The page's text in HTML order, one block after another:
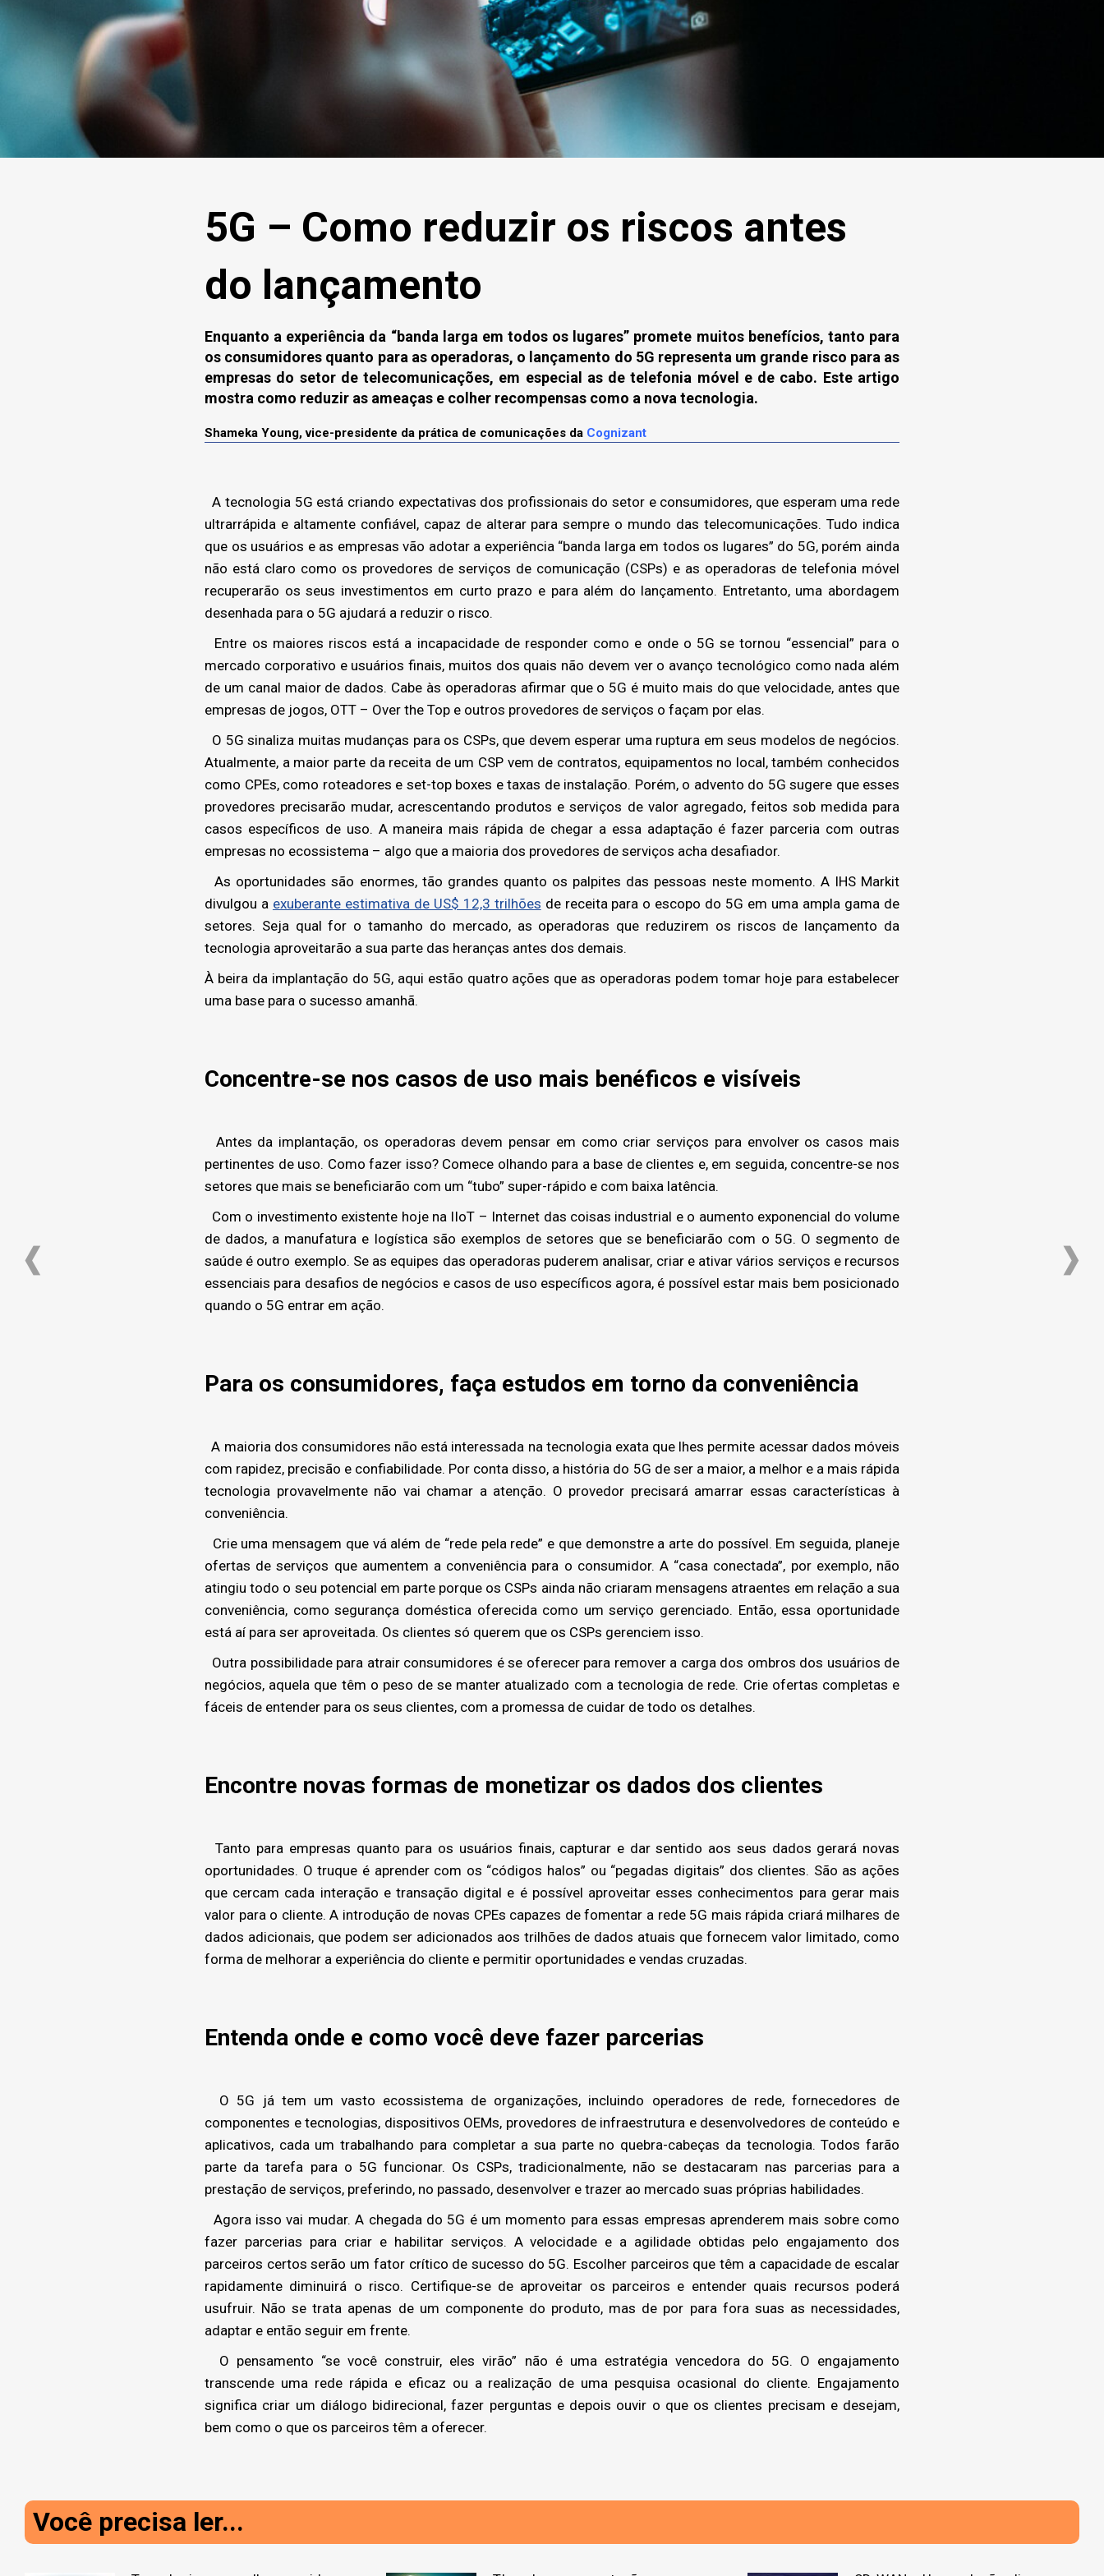
5G – Como reduzir os riscos antes
do lançamento
Enquanto a experiência da “banda larga em todos os lugares” promete muitos benefícios, tanto para
os consumidores quanto para as operadoras, o lançamento do 5G representa um grande risco para as
empresas do setor de telecomunicações, em especial as de telefonia móvel e de cabo. Este artigo
mostra como reduzir as ameaças e colher recompensas como a nova tecnologia.
Shameka Young, vice-presidente da prática de comunicações da Cognizant
A tecnologia 5G está criando expectativas dos profissionais do setor e consumidores, que esperam uma rede
ultrarrápida e altamente confiável, capaz de alterar para sempre o mundo das telecomunicações. Tudo indica
que os usuários e as empresas vão adotar a experiência “banda larga em todos os lugares” do 5G, porém ainda
não está claro como os provedores de serviços de comunicação (CSPs) e as operadoras de telefonia móvel
recuperarão os seus investimentos em curto prazo e para além do lançamento. Entretanto, uma abordagem
desenhada para o 5G ajudará a reduzir o risco.
Entre os maiores riscos está a incapacidade de responder como e onde o 5G se tornou “essencial” para o
mercado corporativo e usuários finais, muitos dos quais não devem ver o avanço tecnológico como nada além
de um canal maior de dados. Cabe às operadoras afirmar que o 5G é muito mais do que velocidade, antes que
empresas de jogos, OTT – Over the Top e outros provedores de serviços o façam por elas.
O 5G sinaliza muitas mudanças para os CSPs, que devem esperar uma ruptura em seus modelos de negócios.
Atualmente, a maior parte da receita de um CSP vem de contratos, equipamentos no local, também conhecidos
como CPEs, como roteadores e set-top boxes e taxas de instalação. Porém, o advento do 5G sugere que esses
provedores precisarão mudar, acrescentando produtos e serviços de valor agregado, feitos sob medida para
casos específicos de uso. A maneira mais rápida de chegar a essa adaptação é fazer parceria com outras
empresas no ecossistema – algo que a maioria dos provedores de serviços acha desafiador.
As oportunidades são enormes, tão grandes quanto os palpites das pessoas neste momento. A IHS Markit
divulgou a exuberante estimativa de US$ 12,3 trilhões de receita para o escopo do 5G em uma ampla gama de
setores. Seja qual for o tamanho do mercado, as operadoras que reduzirem os riscos de lançamento da
tecnologia aproveitarão a sua parte das heranças antes dos demais.
À beira da implantação do 5G, aqui estão quatro ações que as operadoras podem tomar hoje para estabelecer
uma base para o sucesso amanhã.
Concentre-se nos casos de uso mais benéficos e visíveis
Antes da implantação, os operadoras devem pensar em como criar serviços para envolver os casos mais
pertinentes de uso. Como fazer isso? Comece olhando para a base de clientes e, em seguida, concentre-se nos
setores que mais se beneficiarão com um “tubo” super-rápido e com baixa latência.
Com o investimento existente hoje na IIoT – Internet das coisas industrial e o aumento exponencial do volume
de dados, a manufatura e logística são exemplos de setores que se beneficiarão com o 5G. O segmento de
saúde é outro exemplo. Se as equipes das operadoras puderem analisar, criar e ativar vários serviços e recursos
essenciais para desafios de negócios e casos de uso específicos agora, é possível estar mais bem posicionado
quando o 5G entrar em ação.
Para os consumidores, faça estudos em torno da conveniência
A maioria dos consumidores não está interessada na tecnologia exata que lhes permite acessar dados móveis
com rapidez, precisão e confiabilidade. Por conta disso, a história do 5G de ser a maior, a melhor e a mais rápida
tecnologia provavelmente não vai chamar a atenção. O provedor precisará amarrar essas características à
conveniência.
Crie uma mensagem que vá além de “rede pela rede” e que demonstre a arte do possível. Em seguida, planeje
ofertas de serviços que aumentem a conveniência para o consumidor. A “casa conectada”, por exemplo, não
atingiu todo o seu potencial em parte porque os CSPs ainda não criaram mensagens atraentes em relação a sua
conveniência, como segurança doméstica oferecida como um serviço gerenciado. Então, essa oportunidade
está aí para ser aproveitada. Os clientes só querem que os CSPs gerenciem isso.
Outra possibilidade para atrair consumidores é se oferecer para remover a carga dos ombros dos usuários de
negócios, aquela que têm o peso de se manter atualizado com a tecnologia de rede. Crie ofertas completas e
fáceis de entender para os seus clientes, com a promessa de cuidar de todo os detalhes.
Encontre novas formas de monetizar os dados dos clientes
Tanto para empresas quanto para os usuários finais, capturar e dar sentido aos seus dados gerará novas
oportunidades. O truque é aprender com os “códigos halos” ou “pegadas digitais” dos clientes. São as ações
que cercam cada interação e transação digital e é possível aproveitar esses conhecimentos para gerar mais
valor para o cliente. A introdução de novas CPEs capazes de fomentar a rede 5G mais rápida criará milhares de
dados adicionais, que podem ser adicionados aos trilhões de dados atuais que fornecem valor limitado, como
forma de melhorar a experiência do cliente e permitir oportunidades e vendas cruzadas.
Entenda onde e como você deve fazer parcerias
O 5G já tem um vasto ecossistema de organizações, incluindo operadores de rede, fornecedores de
componentes e tecnologias, dispositivos OEMs, provedores de infraestrutura e desenvolvedores de conteúdo e
aplicativos, cada um trabalhando para completar a sua parte no quebra-cabeças da tecnologia. Todos farão
parte da tarefa para o 5G funcionar. Os CSPs, tradicionalmente, não se destacaram nas parcerias para a
prestação de serviços, preferindo, no passado, desenvolver e trazer ao mercado suas próprias habilidades.
Agora isso vai mudar. A chegada do 5G é um momento para essas empresas aprenderem mais sobre como
fazer parcerias para criar e habilitar serviços. A velocidade e a agilidade obtidas pelo engajamento dos
parceiros certos serão um fator crítico de sucesso do 5G. Escolher parceiros que têm a capacidade de escalar
rapidamente diminuirá o risco. Certifique-se de aproveitar os parceiros e entender quais recursos poderá
usufruir. Não se trata apenas de um componente do produto, mas de por para fora suas as necessidades,
adaptar e então seguir em frente.
O pensamento “se você construir, eles virão” não é uma estratégia vencedora do 5G. O engajamento
transcende uma rede rápida e eficaz ou a realização de uma pesquisa ocasional do cliente. Engajamento
significa criar um diálogo bidirecional, fazer perguntas e depois ouvir o que os clientes precisam e desejam,
bem como o que os parceiros têm a oferecer.
Você precisa ler...